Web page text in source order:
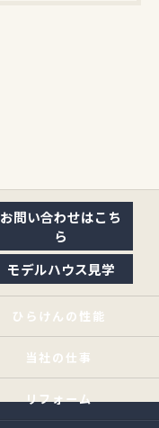
お問い合わせはこち
ら
モデルハウス見学
ひらけんの性能
当社の仕事
リフォーム